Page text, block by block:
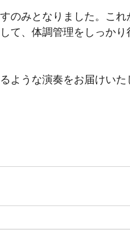
のみとなりました。こ
て、体調管理をしっかり
ような演奏をお届けいた